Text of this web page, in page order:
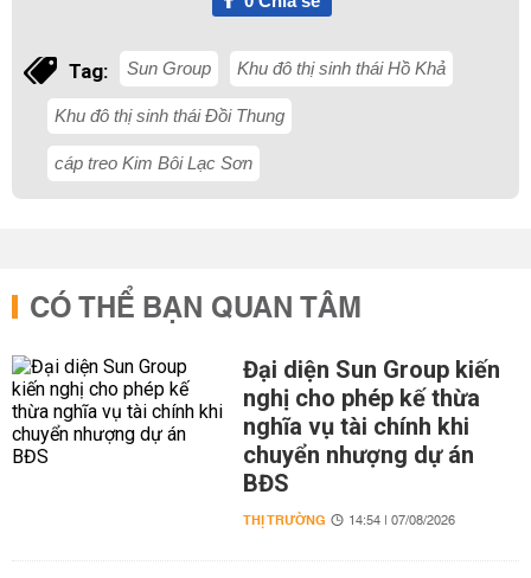
Tag: Sun Group Khu đô thị sinh thái Hồ Khả
Khu đô thị sinh thái Đồi Thung
cáp treo Kim Bôi Lạc Sơn
CÓ THỂ BẠN QUAN TÂM
Đại diện Sun Group kiến
nghị cho phép kế thừa
nghĩa vụ tài chính khi
chuyển nhượng dự án
BĐS
THỊ TRƯỜNG 14:54 | 07/08/2026